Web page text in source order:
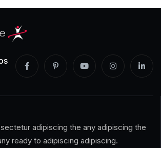
adipiscing the any adipiscing the
ready to adipiscing adipiscing.